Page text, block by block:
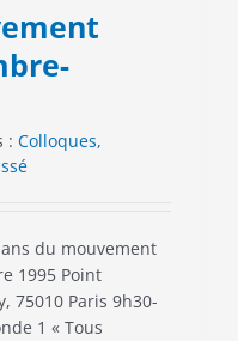
: Colloques,
du mouvement
1995 Point
75010 Paris 9h30-
1 « Tous